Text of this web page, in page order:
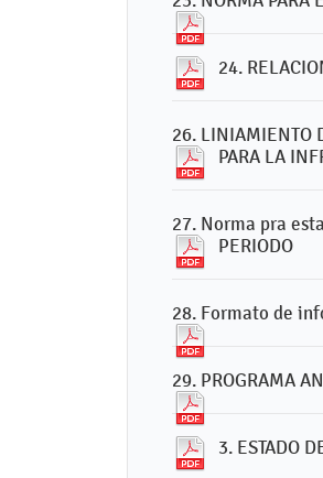
24.
26. LINIAMIENTO
PARA LA
27. Norma pra
PERIODO
28. Formato de
29. PROGRAMA
3. ESTADO